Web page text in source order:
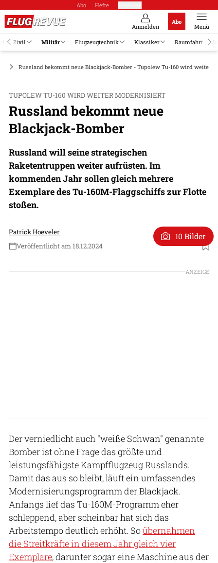
Abo Hefte
Anmelden
Abo
Menü
Zivil Militär Flugzeugtechnik Klassiker Raumfahrt
Russland bekommt neue Blackjack-Bomber - Tupolew Tu-160 wird weiter
TUPOLEW TU-160 WIRD WEITER MODERNISIERT
Russland bekommt neue
Blackjack-Bomber
Russland will seine strategischen
Raketentruppen weiter aufrüsten. Im
kommenden Jahr sollen gleich mehrere
Exemplare des Tu-160M-Flaggschiffs zur Flotte
stoßen.
Patrick Hoeveler
Veröffentlicht am 18.12.2024
Foto: Tupolew
10 Bilder
ANZEIGE
Der verniedlicht auch "weiße Schwan" genannte
Bomber ist ohne Frage das größte und
leistungsfähigste Kampfflugzeug Russlands.
Damit das aus so bleibt, läuft ein umfassendes
Modernisierungsprogramm der Blackjack.
Anfangs lief das Tu-160M-Programm eher
schleppend, aber scheinbar hat sich das
Arbeitstempo deutlich erhöht. Soübernahmen
die Streitkräfte in diesem Jahr gleich vier
Exemplare, darunter sogar eine Maschine aus der